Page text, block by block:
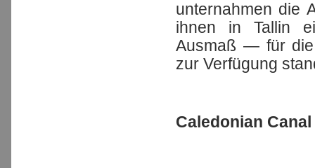
unternahmen die
ihnen in Tallin
Ausmaß — für
zur Verfügung
Caledonian Canal